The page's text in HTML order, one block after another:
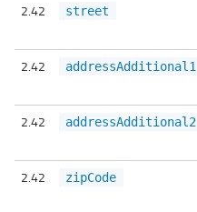
2.42 street
2.42 addressAdditional1
2.42 addressAdditional2
2.42 zipCode